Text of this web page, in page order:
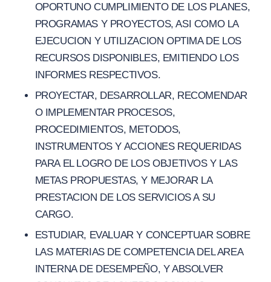
OPORTUNO CUMPLIMIENTO DE LOS PLANES,
PROGRAMAS Y PROYECTOS, ASI COMO LA
EJECUCION Y UTILIZACION OPTIMA DE LOS
RECURSOS DISPONIBLES, EMITIENDO LOS
INFORMES RESPECTIVOS.
PROYECTAR, DESARROLLAR, RECOMENDAR
O IMPLEMENTAR PROCESOS,
PROCEDIMIENTOS, METODOS,
INSTRUMENTOS Y ACCIONES REQUERIDAS
PARA EL LOGRO DE LOS OBJETIVOS Y LAS
METAS PROPUESTAS, Y MEJORAR LA
PRESTACION DE LOS SERVICIOS A SU
CARGO.
ESTUDIAR, EVALUAR Y CONCEPTUAR SOBRE
LAS MATERIAS DE COMPETENCIA DEL AREA
INTERNA DE DESEMPEÑO, Y ABSOLVER